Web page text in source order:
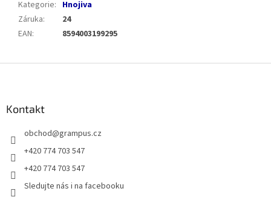
Kategorie: Hnojiva
Záruka:
24
EAN: 8594003199295
Kontakt
obchod@grampus.cz
+420 774 703 547
+420 774 703 547
Sledujte nás i na facebooku